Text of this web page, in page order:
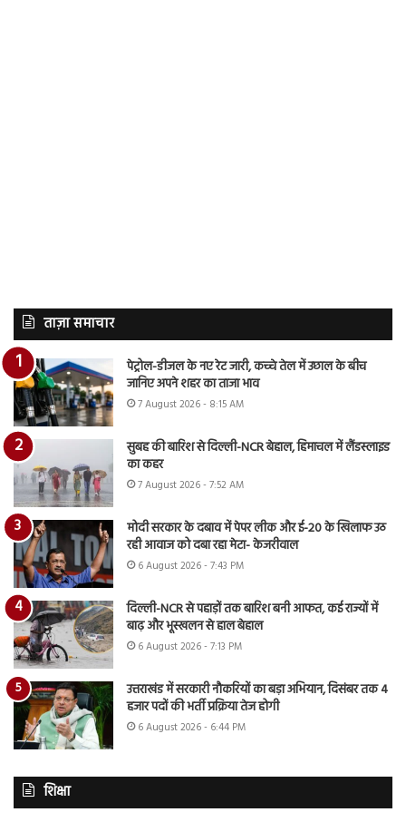
ताज़ा समाचार
पेट्रोल-डीजल के नए रेट जारी, कच्चे तेल में उछाल के बीच
जानिए अपने शहर का ताजा भाव
7 August 2026 - 8:15 AM
सुबह की बारिश से दिल्ली-NCR बेहाल, हिमाचल में लैंडस्लाइड
का कहर
7 August 2026 - 7:52 AM
मोदी सरकार के दबाव में पेपर लीक और ई-20 के खिलाफ उठ
रही आवाज को दबा रहा मेटा- केजरीवाल
6 August 2026 - 7:43 PM
दिल्ली-NCR से पहाड़ों तक बारिश बनी आफत, कई राज्यों में
बाढ़ और भूस्खलन से हाल बेहाल
6 August 2026 - 7:13 PM
उत्तराखंड में सरकारी नौकरियों का बड़ा अभियान, दिसंबर तक 4
हजार पदों की भर्ती प्रक्रिया तेज होगी
6 August 2026 - 6:44 PM
शिक्षा